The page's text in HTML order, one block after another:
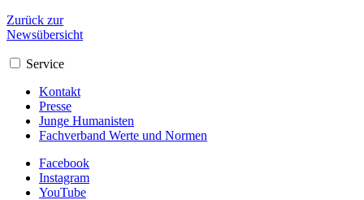
Zurück zur
Newsübersicht
Service
Kontakt
Presse
Junge Humanisten
Fachverband Werte und Normen
Facebook
Instagram
YouTube